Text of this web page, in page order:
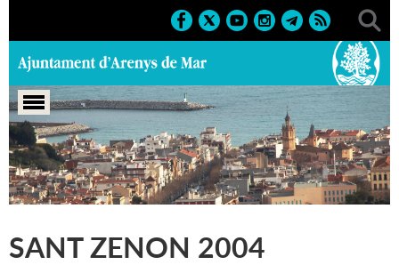
Portada > Marcs > 2004 > Festes > Sant Zenon 2004
SANT ZENON 2004